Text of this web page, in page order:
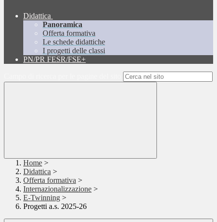
Didattica
Panoramica
Offerta formativa
Le schede didattiche
I progetti delle classi
PN/PR FESR/FSE+
Home >
Didattica >
Offerta formativa >
Internazionalizzazione >
E-Twinning >
Progetti a.s. 2025-26